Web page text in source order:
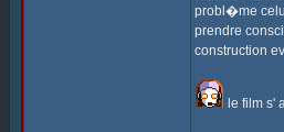
probl�me
prendre
construction
le film s'